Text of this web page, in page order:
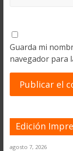
Guarda mi
navegador para
Edición
agosto 7, 2026